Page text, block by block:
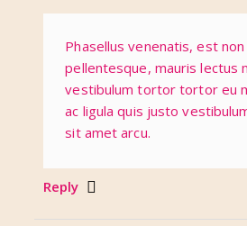
Phasellus venenatis, est
pellentesque, mauris lectus
vestibulum tortor tortor eu
ac ligula quis justo
sit amet arcu.
Reply